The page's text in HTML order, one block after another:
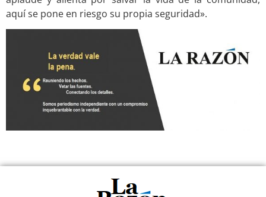
aquí se pone en riesgo su propia seguridad».